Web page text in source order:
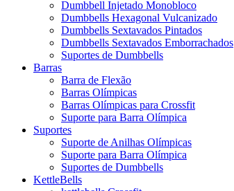
Dumbbell Injetado Monobloco
Dumbbells Hexagonal Vulcanizado
Dumbbells Sextavados Pintados
Dumbbells Sextavados Emborrachados
Suportes de Dumbbells
Barras
Barra de Flexão
Barras Olímpicas
Barras Olímpicas para Crossfit
Suporte para Barra Olímpica
Suportes
Suporte de Anilhas Olímpicas
Suporte para Barra Olímpica
Suportes de Dumbbells
KettleBells